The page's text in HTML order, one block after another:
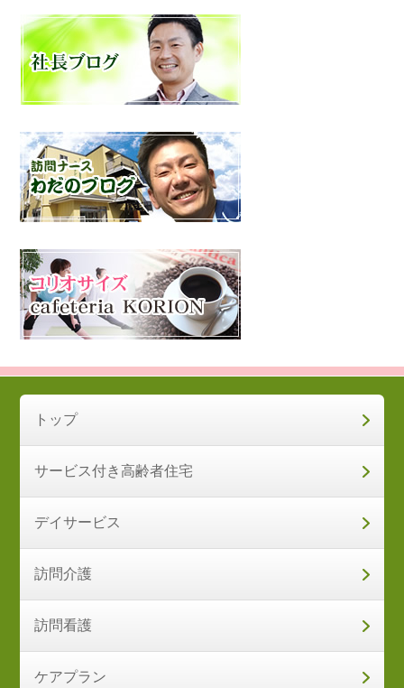
トップ
サービス付き高齢者住宅
デイサービス
訪問介護
訪問看護
ケアプラン